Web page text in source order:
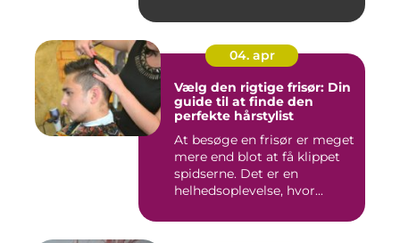
04. apr
Vælg den rigtige frisør: Din
guide til at finde den
perfekte hårstylist
At besøge en frisør er meget
mere end blot at få klippet
spidserne. Det er en
helhedsoplevelse, hvor...